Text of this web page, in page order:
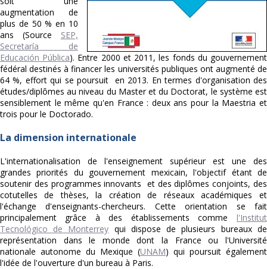
augmentation de
plus de 50 % en 10
ans (Source SEP,
Secretaría de
Educación Pública). Entre 2000 et 2011, les fonds du gouvernement
fédéral destinés à financer les universités publiques ont augmenté de
64 %, effort qui se poursuit en 2013. En termes d'organisation des
études/diplômes au niveau du Master et du Doctorat, le système est
sensiblement le même qu'en France : deux ans pour la Maestria et
trois pour le Doctorado.
La dimension internationale
L'internationalisation de l'enseignement supérieur est une des
grandes priorités du gouvernement mexicain, l'objectif étant de
soutenir des programmes innovants et des diplômes conjoints, des
cotutelles de thèses, la création de réseaux académiques et
l'échange d'enseignants-chercheurs. Cette orientation se fait
principalement grâce à des établissements comme l'Institut
Tecnológico de Monterrey qui dispose de plusieurs bureaux de
représentation dans le monde dont la France ou l'Université
nationale autonome du Mexique (UNAM) qui poursuit également
l'idée de l'ouverture d'un bureau à Paris.